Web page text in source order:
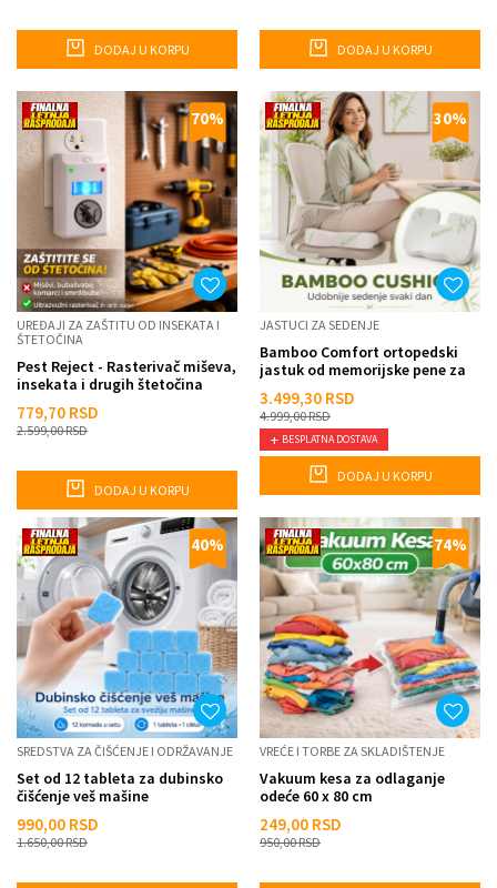
DODAJ U KORPU DODAJ U KORPU
70%
UREĐAJI ZA ZAŠTITU OD INSEKATA I
ŠTETOČINA
Pest Reject - Rasterivač miševa,
insekata i drugih štetočina
779,70 RSD
2.599,00RSD
DODAJ U KORPU
30%
JASTUCI ZA SEDENJE
Bamboo Comfort ortopedski
jastuk od memorijske pene za
3.499,30 RSD
4.999,00RSD
BESPLATNA DOSTAVA
DODAJ U KORPU
40%
SREDSTVA ZA ČIŠĆENJE I ODRŽAVANJE
Set od 12 tableta za dubinsko
čišćenje veš mašine
990,00 RSD
1.650,00RSD
74%
VREĆE I TORBE ZA SKLADIŠTENJE
Vakuum kesa za odlaganje
odeće 60 x 80 cm
249,00 RSD
950,00RSD